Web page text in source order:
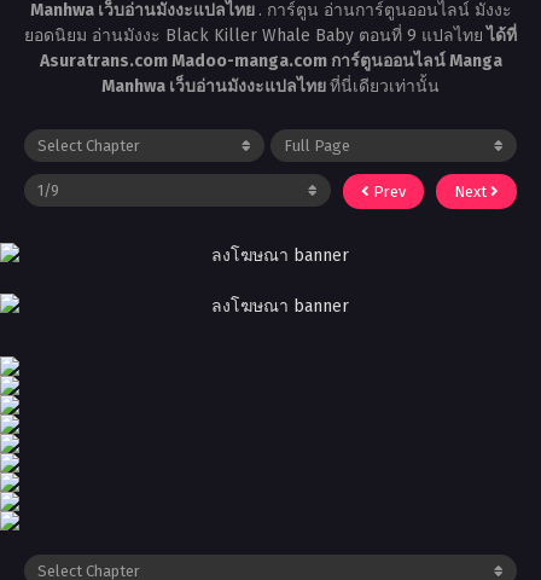
Manhwa เว็บอ่านมังงะแปลไทย . การ์ตูน อ่านการ์ตูนออนไลน์ มังงะ
ยอดนิยม อ่านมังงะ Black Killer Whale Baby ตอนที่ 9 แปลไทยได้ที่
Asuratrans.com Madoo-manga.com การ์ตูนออนไลน์ Manga
Manhwa เว็บอ่านมังงะแปลไทยที่นี่เดียวเท่านั้น
Prev Next